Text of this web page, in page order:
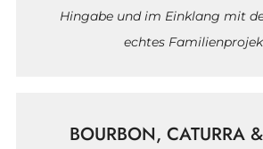
Hingabe und im Einklang mit
echtes
BOURBON, CATURRA